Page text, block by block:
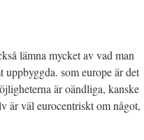
lämna mycket av vad man
som europe är det
är oändliga, kanske
är väl eurocentriskt om något,